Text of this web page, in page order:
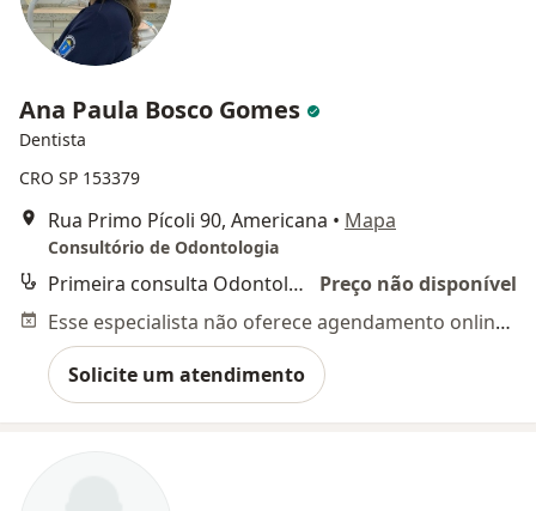
Ana Paula Bosco Gomes
Dentista
CRO SP 153379
Rua Primo Pícoli 90, Americana • Mapa
Consultório de Odontologia
Primeira consulta Odontológica
Preço não disponível
Esse especialista não oferece agendamento online para esse endereço.
Solicite um atendimento